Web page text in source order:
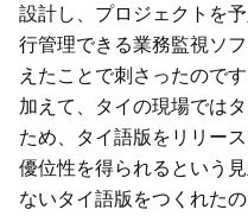
設計し、プロジェクトを
行管理できる業務監視ソ
えたことで刺さったのです
加えて、タイの現場では
ため、タイ語版をリリー
優位性を得られるという
ないタイ語版をつくれた